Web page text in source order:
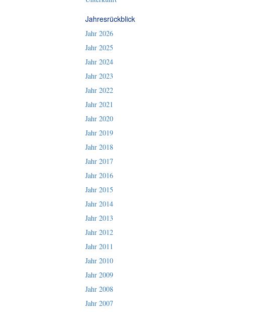
Jahresrückblick
Jahr 2026
Jahr 2025
Jahr 2024
Jahr 2023
Jahr 2022
Jahr 2021
Jahr 2020
Jahr 2019
Jahr 2018
Jahr 2017
Jahr 2016
Jahr 2015
Jahr 2014
Jahr 2013
Jahr 2012
Jahr 2011
Jahr 2010
Jahr 2009
Jahr 2008
Jahr 2007